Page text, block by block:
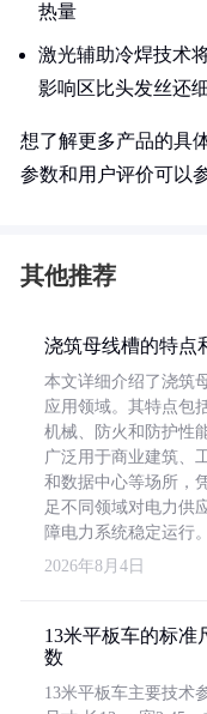
热量
激光辅助冷焊技术
影响区比头发丝还
想了解更多产品的具
参数和用户评价可以
其他推荐
浇筑母线槽的特点
本文详细介绍了浇筑
应用领域。其特点包
机械、防火和防护性
广泛用于商业建筑、
和数据中心等场所，
足不同领域对电力供
障电力系统稳定运行。
2026年8月4日
13米平板车的标准
数
13米平板车主要技术